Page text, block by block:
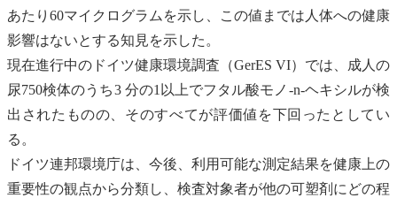
あたり60マイクログラムを示し、この値までは人体への健康
影響はないとする知見を示した。
現在進行中のドイツ健康環境調査（GerES VI）では、成人の
尿750検体のうち3 分の1以上でフタル酸モノ-n-ヘキシルが検
出されたものの、そのすべてが評価値を下回ったとしてい
る。
ドイツ連邦環境庁は、今後、利用可能な測定結果を健康上の
重要性の観点から分類し、検査対象者が他の可塑剤 にどの程